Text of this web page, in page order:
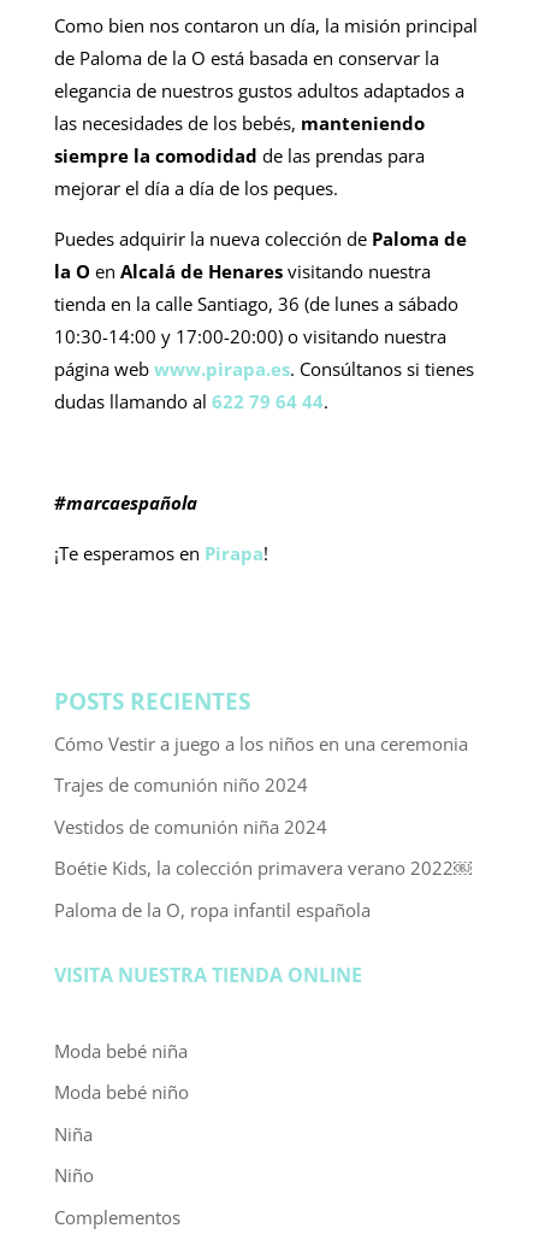
Como bien nos contaron un día, la misión principal
de Paloma de la O está basada en conservar la
elegancia de nuestros gustos adultos adaptados a
las necesidades de los bebés, manteniendo
siempre la comodidad de las prendas para
mejorar el día a día de los peques.
Puedes adquirir la nueva colección de Paloma de
la O en Alcalá de Henaresvisitando nuestra
tienda en la calle Santiago, 36 (de lunes a sábado
10:30-14:00 y 17:00-20:00) o visitando nuestra
página web www.pirapa.es. Consúltanos si tienes
dudas llamando al 622 79 64 44.
#marcaespañola
¡Te esperamos en Pirapa!
POSTS RECIENTES
Cómo Vestir a juego a los niños en una ceremonia
Trajes de comunión niño 2024
Vestidos de comunión niña 2024
Boétie Kids, la colección primavera verano 2022￼
Paloma de la O, ropa infantil española
VISITA NUESTRA TIENDA ONLINE
Moda bebé niña
Moda bebé niño
Niña
Niño
Complementos